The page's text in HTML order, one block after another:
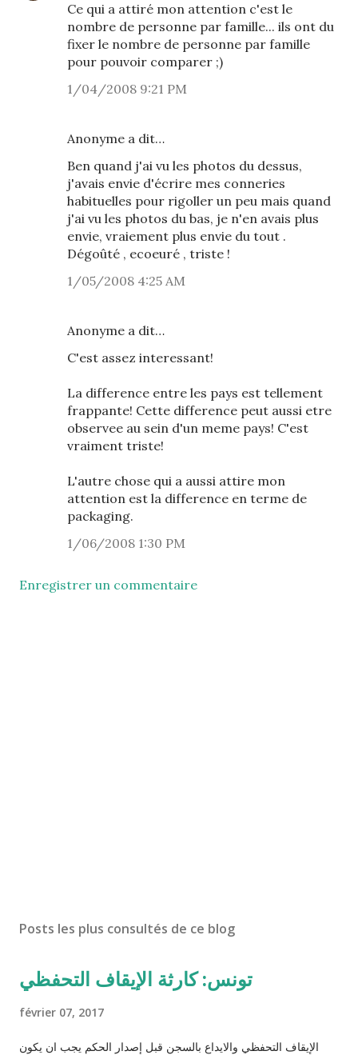
Ce qui a attiré mon attention c'est le
nombre de personne par famille... ils ont du
fixer le nombre de personne par famille
pour pouvoir comparer ;)
1/04/2008 9:21 PM
Anonyme a dit…
Ben quand j'ai vu les photos du dessus,
j'avais envie d'écrire mes conneries
habituelles pour rigoller un peu mais quand
j'ai vu les photos du bas, je n'en avais plus
envie, vraiement plus envie du tout .
Dégoûté , ecoeuré , triste !
1/05/2008 4:25 AM
Anonyme a dit…
C'est assez interessant!
La difference entre les pays est tellement
frappante! Cette difference peut aussi etre
observee au sein d'un meme pays! C'est
vraiment triste!
L'autre chose qui a aussi attire mon
attention est la difference en terme de
packaging.
1/06/2008 1:30 PM
Enregistrer un commentaire
Posts les plus consultés de ce blog
تونس: كارثة الإيقاف التحفظي
février 07, 2017
الإيقاف التحفظي والايداع بالسجن قبل إصدار الحكم يجب ان يكون